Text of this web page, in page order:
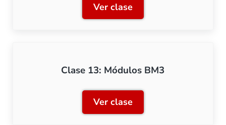
Ver claseClase 12: Control de
Clase 13: Módulos BM3
Ver claseClase 13: Módulos BM3